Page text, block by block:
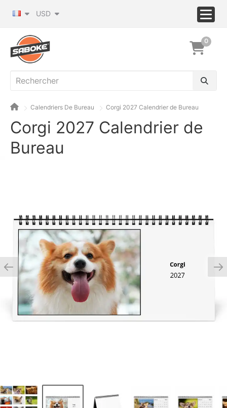
USD
0
Calendriers De Bureau Corgi 2027 Calendrier de Bureau
Corgi 2027 Calendrier de
Bureau